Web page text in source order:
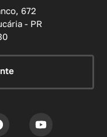
672
- PR